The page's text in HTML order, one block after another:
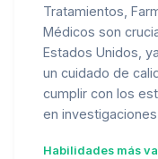
Tratamientos,
Médicos son
Estados Unidos,
un cuidado de
cumplir con los
en
Habilidades más